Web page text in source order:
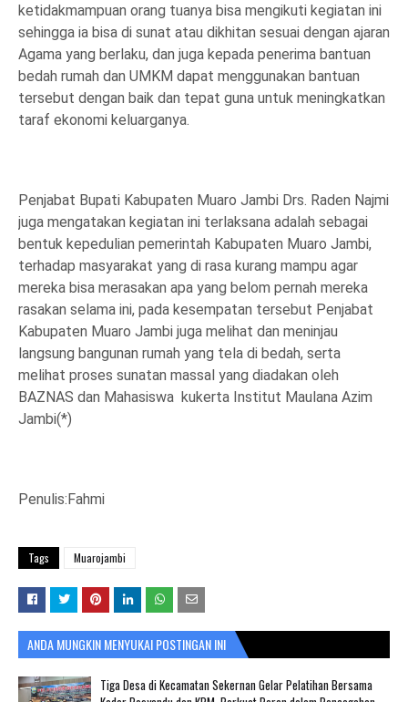
ketidakmampuan orang tuanya bisa mengikuti kegiatan ini
sehingga ia bisa di sunat atau dikhitan sesuai dengan ajaran
Agama yang berlaku, dan juga kepada penerima bantuan
bedah rumah dan UMKM dapat menggunakan bantuan
tersebut dengan baik dan tepat guna untuk meningkatkan
taraf ekonomi keluarganya.
Penjabat Bupati Kabupaten Muaro Jambi Drs. Raden Najmi
juga mengatakan kegiatan ini terlaksana adalah sebagai
bentuk kepedulian pemerintah Kabupaten Muaro Jambi,
terhadap masyarakat yang di rasa kurang mampu agar
mereka bisa merasakan apa yang belom pernah mereka
rasakan selama ini, pada kesempatan tersebut Penjabat
Kabupaten Muaro Jambi juga melihat dan meninjau
langsung bangunan rumah yang tela di bedah, serta
melihat proses sunatan massal yang diadakan oleh
BAZNAS dan Mahasiswa kukerta Institut Maulana Azim
Jambi(*)
Penulis:Fahmi
Tags Muarojambi
ANDA MUNGKIN MENYUKAI POSTINGAN INI
Tiga Desa di Kecamatan Sekernan Gelar Pelatihan Bersama